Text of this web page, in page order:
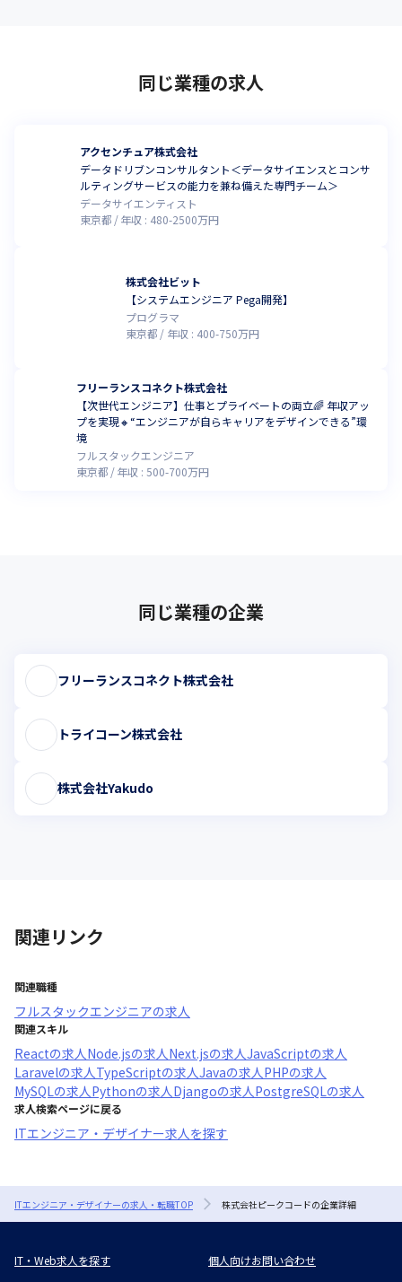
同じ業種の求人
アクセンチュア株式会社
データドリブンコンサルタント＜データサイエンスとコンサ
ルティングサービスの能力を兼ね備えた専門チーム＞
データサイエンティスト
東京都
年収 : 480-2500万円
株式会社ビット
【システムエンジニア Pega開発】
プログラマ
東京都
年収 : 400-750万円
フリーランスコネクト株式会社
【次世代エンジニア】仕事とプライベートの両立🌈 年収アッ
プを実現🔸“エンジニアが自らキャリアをデザインできる”環
境
フルスタックエンジニア
東京都
年収 :500-700万円
同じ業種の企業
フリーランスコネクト株式会社
トライコーン株式会社
株式会社Yakudo
関連リンク
関連職種
フルスタックエンジニアの求人
関連スキル
Reactの求人 Node.jsの求人 Next.jsの求人JavaScriptの求人
Laravelの求人 TypeScriptの求人Javaの求人 PHPの求人
MySQLの求人 Pythonの求人 Djangoの求人 PostgreSQLの求人
求人検索ページに戻る
ITエンジニア・デザイナー求人を探す
ITエンジニア・デザイナーの求人・転職TOP 株式会社ピークコードの企業詳細
IT・Web求人を探す
個人向けお問い合わせ